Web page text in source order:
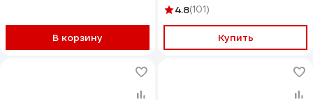
В корзину
4.8(101)
Купить